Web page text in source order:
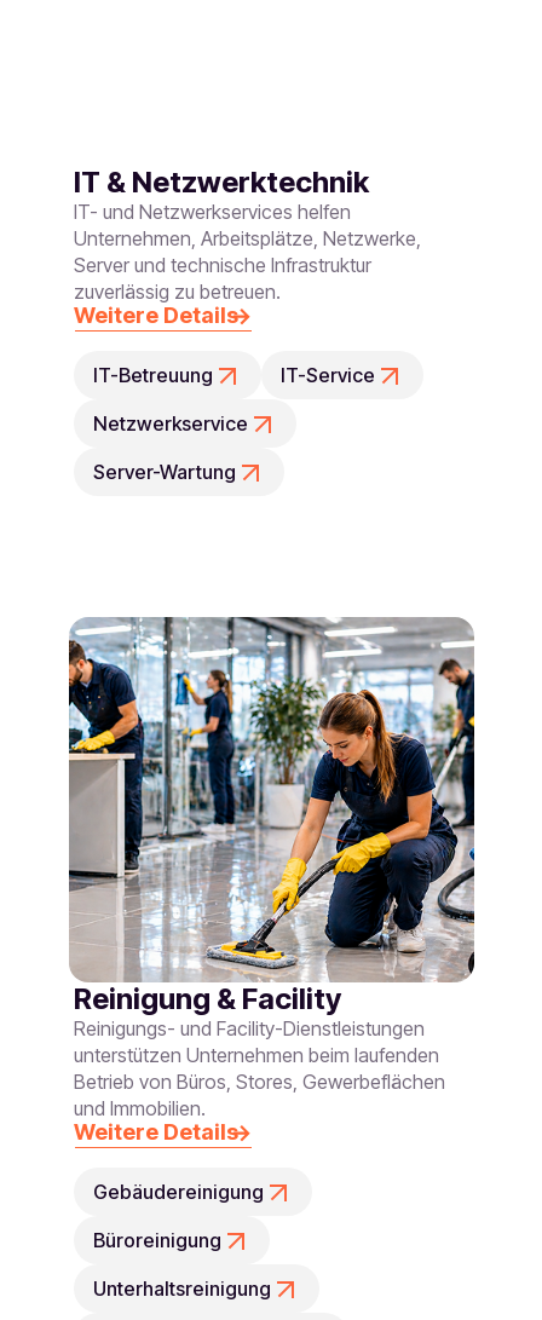
IT & Netzwerktechnik
IT- und Netzwerkservices helfen
Unternehmen, Arbeitsplätze, Netzwerke,
Server und technische Infrastruktur
zuverlässig zu betreuen.
Weitere Details
IT-Betreuung
IT-Service
Netzwerkservice
Server-Wartung
Reinigung & Facility
Reinigungs- und Facility-Dienstleistungen
unterstützen Unternehmen beim laufenden
Betrieb von Büros, Stores, Gewerbeflächen
und Immobilien.
Weitere Details
Gebäudereinigung
Büroreinigung
Unterhaltsreinigung